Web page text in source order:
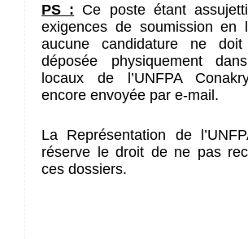
PS : Ce poste étant
exigences de soumission en
aucune candidature ne
déposée physiquement
locaux de l’UNFPA
encore envoyée par e-mail.
La Représentation de
réserve le droit de ne pas
ces dossiers.